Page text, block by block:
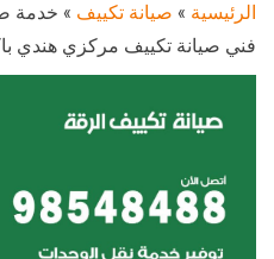
الرئيسية » صيانة تكييف »
فني صيانة تكييف مركزي هندي